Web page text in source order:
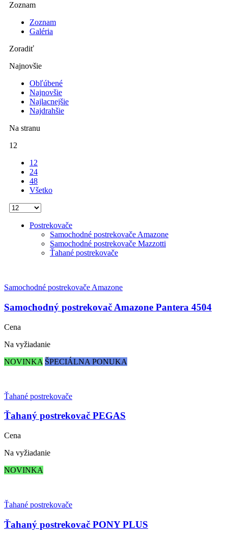
Zoznam
Zoznam
Galéria
Zoradiť
Najnovšie
Obľúbené
Najnovšie
Najlacnejšie
Najdrahšie
Na stranu
12
12
24
48
Všetko
Postrekovače
Samochodné postrekovače Amazone
Samochodné postrekovače Mazzotti
Ťahané postrekovače
Samochodné postrekovače Amazone
Samochodný postrekovač Amazone Pantera 4504
Cena
Na vyžiadanie
NOVINKA ŠPECIÁLNA PONUKA
Ťahané postrekovače
Ťahaný postrekovač PEGAS
Cena
Na vyžiadanie
NOVINKA
Ťahané postrekovače
Ťahaný postrekovač PONY PLUS